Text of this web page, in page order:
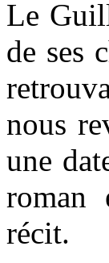
Le
de ses
nous
une
roman
récit.